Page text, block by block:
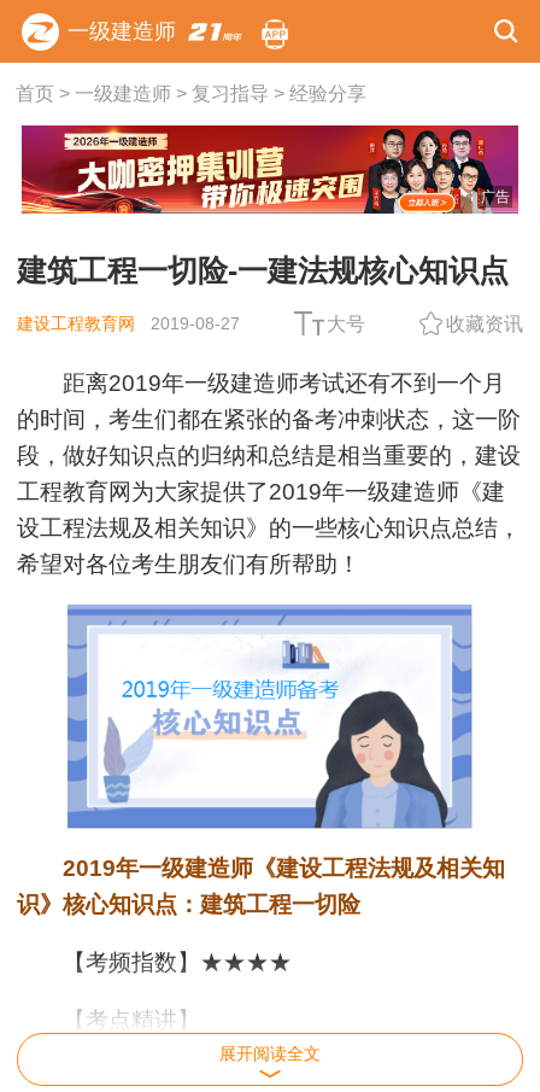
一级建造师
首页> 一级建造师> 复习指导 > 经验分享
广告
建筑工程一切险-一建法规核心知识点
建设工程教育网 2019-08-27 大号 收藏资讯
距离2019年一级建造师考试还有不到一个月
的时间，考生们都在紧张的备考冲刺状态，这一阶
段，做好知识点的归纳和总结是相当重要的，建设
工程教育网为大家提供了2019年一级建造师《建
设工程法规及相关知识》的一些核心知识点总结，
希望对各位考生朋友们有所帮助！
2019年一级建造师《建设工程法规及相关知
识》核心知识点：建筑工程一切险
【考频指数】★★★★
【考点精讲】
建设工程活动涉及的保险主要包括建筑工程一
展开阅读全文